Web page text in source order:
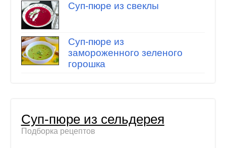
Суп-пюре из свеклы
Суп-пюре из
замороженного зеленого
горошка
Суп-пюре из сельдерея
Подборка рецептов